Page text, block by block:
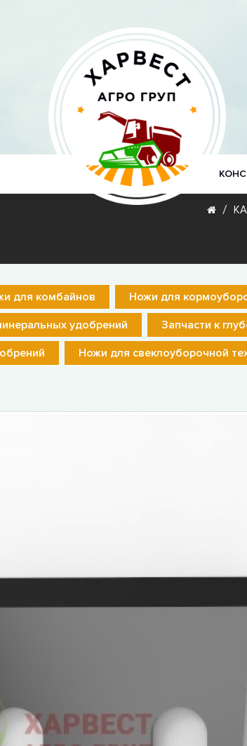
для комбайнов Ножи для
удобрений
Запчасти к
Ножи для свеклоуборочной